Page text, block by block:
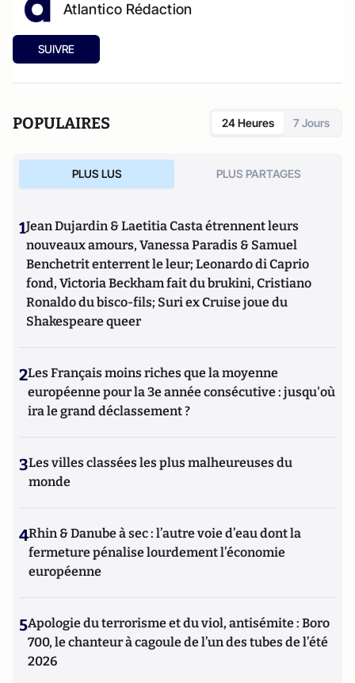
Atlantico Rédaction
SUIVRE
POPULAIRES 24 Heures 7 Jours
PLUS LUS PLUS PARTAGES
1Jean Dujardin & Laetitia Casta étrennent leurs
nouveaux amours, Vanessa Paradis & Samuel
Benchetrit enterrent le leur; Leonardo di Caprio
fond, Victoria Beckham fait du brukini, Cristiano
Ronaldo du bisco-fils; Suri ex Cruise joue du
Shakespeare queer
2Les Français moins riches que la moyenne
européenne pour la 3e année consécutive : jusqu'où
ira le grand déclassement ?
3Les villes classées les plus malheureuses du
monde
4Rhin & Danube à sec : l’autre voie d’eau dont la
fermeture pénalise lourdement l’économie
européenne
5Apologie du terrorisme et du viol, antisémite : Boro
700, le chanteur à cagoule de l’un des tubes de l’été
2026